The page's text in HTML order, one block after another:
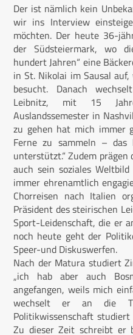
Der ist nämlich kein
wir ins Interview
möchten. Der heute 36-
der Südsteiermark, wo
hundert Jahren“ eine
in St. Nikolai im Sausal
besucht. Danach
Leibnitz, mit 15
Auslandssemester in
zu gehen hat mich immer
Ferne zu sammeln – das
unterstützt.“ Zudem
auch sein soziales
immer ehrenamtlich
Chorreisen nach Italien
Präsident des steirischen
Sport-Leidenschaft, die er
noch heute geht der
Speer-und Diskuswerfen.
Nach der Matura studiert
„ich hab aber auch
angefangen, weils mich
wechselt er an die
Politikwissenschaft
Zu dieser Zeit schreibt er